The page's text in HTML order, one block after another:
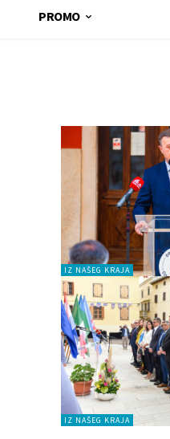
PROMO
IZ NAŠEG KRAJA
IZ NAŠEG KRAJA